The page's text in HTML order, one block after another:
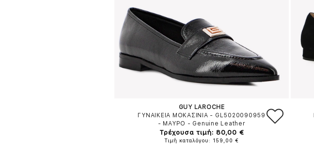
GUY LAROCHE
ΓΥΝΑΙΚΕΙΑ ΜΟΚΑΣΙΝΙΑ - GL5020090959
- ΜΑΥΡΟ - Genuine Leather
Τρέχουσα τιμή: 80,00 €
Τιμή καταλόγου: 159,00 €